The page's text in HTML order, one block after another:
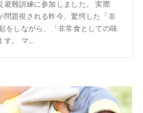
避難訓練に参加しました。 実際
問題視される昨今、驚愕した「非
をしながら、「非常食としての味
す。 マ...